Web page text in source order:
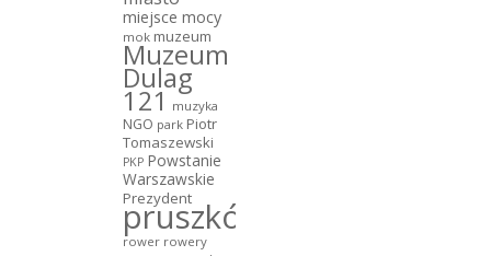
miejsce mocy
mok muzeum
Muzeum
Dulag
121 muzyka
NGO park Piotr
Tomaszewski
PKP Powstanie
Warszawskie
Prezydent
pruszków
rower rowery